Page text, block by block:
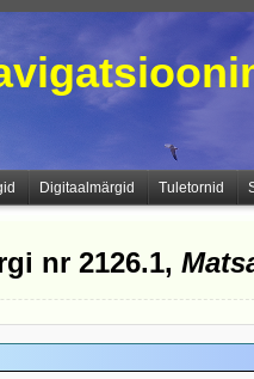
Digitaalmärgid Tuletornid
nr 2126.1,